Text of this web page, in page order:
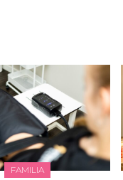
FAMILIA